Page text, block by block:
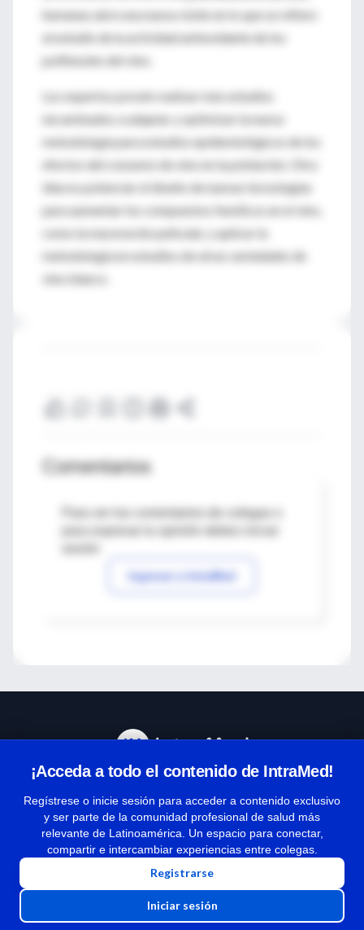
humanas abre una nueva visión en lo que se refiere
al estudio de la actividad antioxidante de los
polifenoles del vino.
Los expertos prevén realizar más estudios
encaminados a adaptar y optimizar la nueva
metodología para estudios epidemiológicos de los
efectos del consumo de vino en la población. Otra
idea es potenciar el diseño de nuevas tecnologías
para aumentar los compuestos fenólicos en el vino,
como la maceración pelicular, y aplicar la
metodología en estudios de otras variedades de
vino blanco.
Comentarios
Para ver los comentarios de colegas o
Ingresar a IntraMed
¡Acceda a todo el contenido de IntraMed!
Regístrese o inicie sesión para acceder a contenido exclusivo
y ser parte de la comunidad profesional de salud más
relevante de Latinoamérica. Un espacio para conectar,
compartir e intercambiar experiencias entre colegas.
Registrarse
Iniciar sesión
Términos y condiciones
| Políticas de privacidad
| Todos los derechos reservados | Copyright 1997-2026